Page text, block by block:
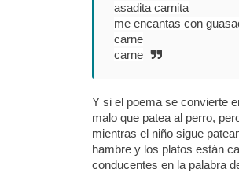
asadita carnita
me encantas con
carne
carne
Y si el poema se convierte
malo que patea al perro,
mientras el niño sigue
hambre y los platos están
conducentes en la palabra